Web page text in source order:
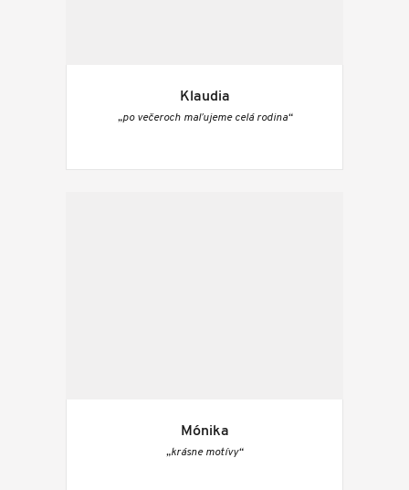
Klaudia
„po večeroch maľujeme celá rodina“
Mónika
„krásne motívy“